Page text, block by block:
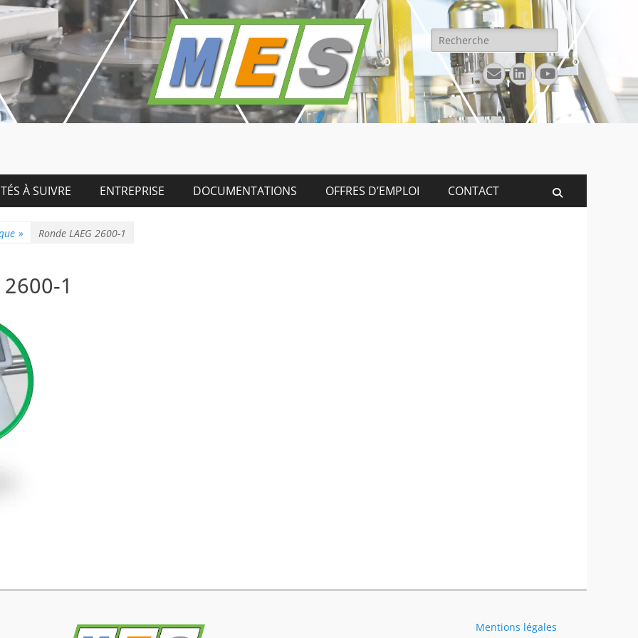
Rechercher :
E-
mail
Linkedin
YouTube
À SUIVRE ENTREPRISE DOCUMENTATIONS OFFRES D’EMPLOI CONTACT
» Ronde LAEG 2600-1
2600-1
Mentions légales